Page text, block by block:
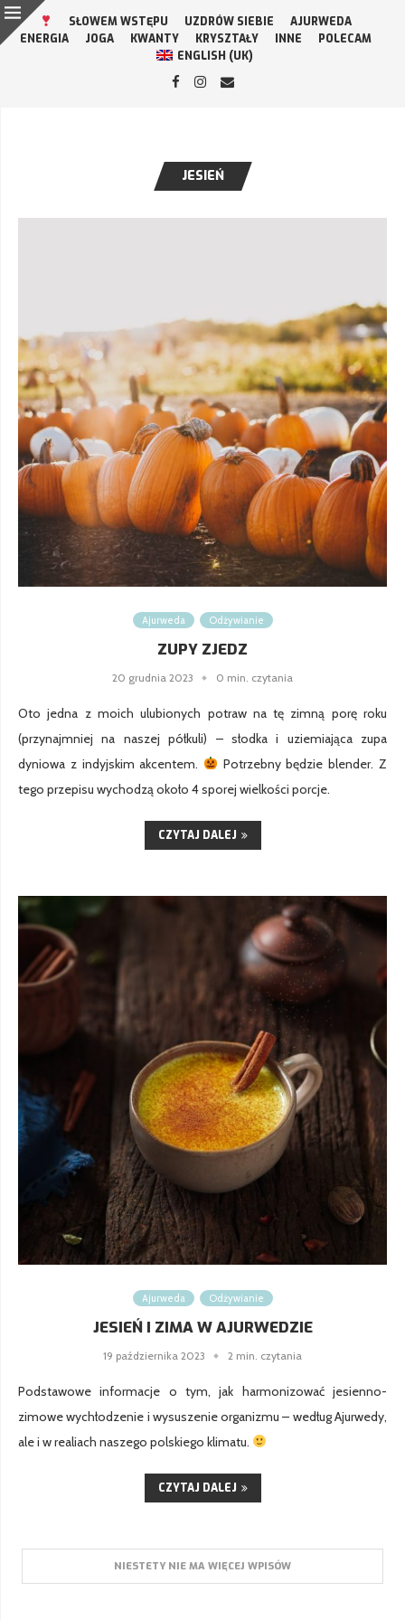
SŁOWEM WSTĘPU UZDRÓW SIEBIE
AJURWEDA
ENERGIA
JOGA KWANTY KRYSZTAŁY INNE
POLECAM
ENGLISH (UK)
JESIEŃ
Ajurweda Odżywianie
ZUPY ZJEDZ
20 grudnia 2023 0 min. czytania
Oto jedna z moich ulubionych potraw na tę zimną porę roku
(przynajmniej na naszej półkuli) – słodka i uziemiająca zupa
dyniowa z indyjskim akcentem.
Potrzebny będzie blender. Z
tego przepisu wychodzą około 4 sporej wielkości porcje.
CZYTAJ DALEJ
Ajurweda Odżywianie
JESIEŃ I ZIMA W AJURWEDZIE
19 października 2023 2 min. czytania
Podstawowe informacje o tym, jak harmonizować jesienno-
zimowe wychłodzenie i wysuszenie organizmu – według Ajurwedy,
ale i w realiach naszego polskiego klimatu.
CZYTAJ DALEJ
NIESTETY NIE MA WIĘCEJ WPISÓW